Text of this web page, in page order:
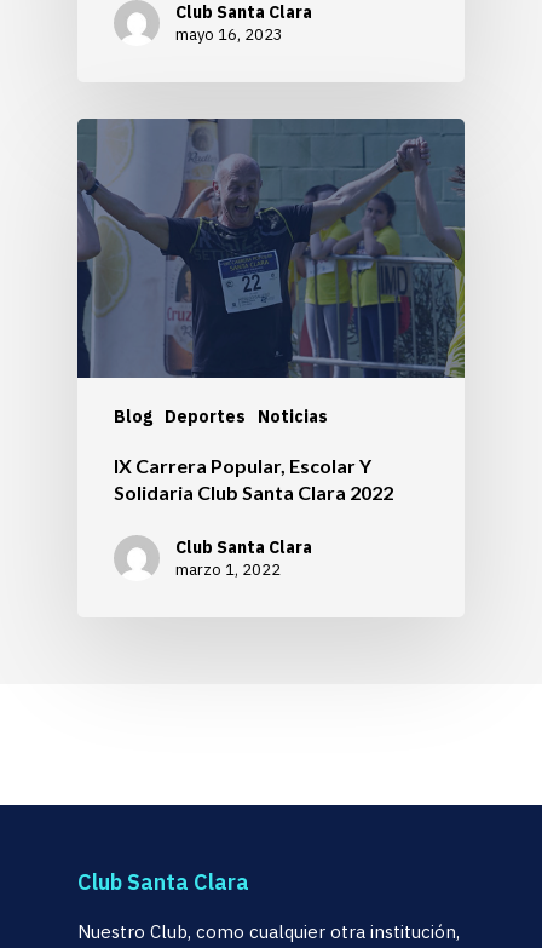
Club Santa Clara
mayo 16, 2023
Blog Deportes Noticias
IX Carrera Popular, Escolar Y
Solidaria Club Santa Clara 2022
Club Santa Clara
marzo 1, 2022
Club Santa Clara
Nuestro Club, como cualquier otra institución,